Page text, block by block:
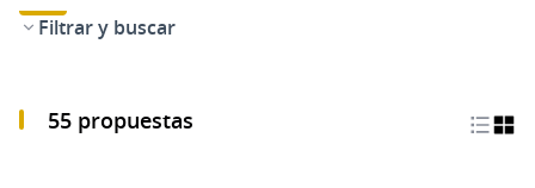
Filtrar y buscar
55 propuestas